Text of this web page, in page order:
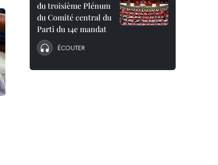
du troisième Plénum
du Comité central du
Parti du 14e mandat
ÉCOUTER